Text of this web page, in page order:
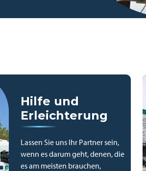
Hilfe und
Erleichterung
Lassen Sie uns Ihr Partner sein,
wenn es darum geht, denen, die
es am meisten brauchen,